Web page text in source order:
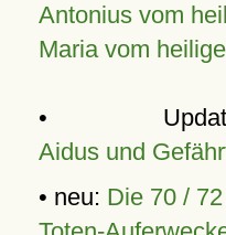
Antonius vom
Maria vom
•
Aidus und
• neu: Die 70 /